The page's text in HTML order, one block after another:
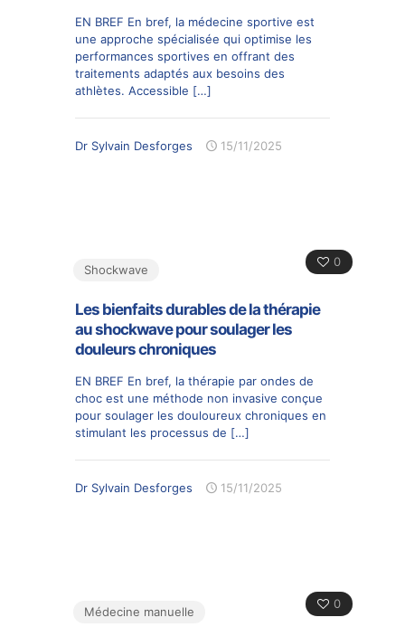
EN BREF En bref, la médecine sportive est
une approche spécialisée qui optimise les
performances sportives en offrant des
traitements adaptés aux besoins des
athlètes. Accessible […]
Dr Sylvain Desforges 15/11/2025
0
Shockwave
Les bienfaits durables de la thérapie
au shockwave pour soulager les
douleurs chroniques
EN BREF En bref, la thérapie par ondes de
choc est une méthode non invasive conçue
pour soulager les douloureux chroniques en
stimulant les processus de […]
Dr Sylvain Desforges 15/11/2025
0
Médecine manuelle